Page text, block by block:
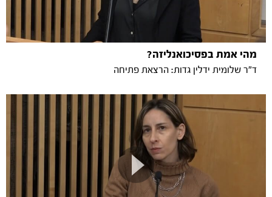
מהי אמת בפסיכואנליזה?
ד"ר שלומית ידלין גדות: הרצאת פתיחה